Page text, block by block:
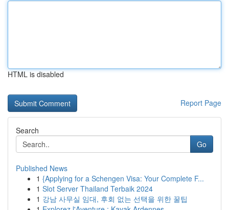
HTML is disabled
Report Page
Search
Go
Published News
1 {Applying for a Schengen Visa: Your Complete F...
1 Slot Server Thailand Terbaik 2024
1 강남 사무실 임대, 후회 없는 선택을 위한 꿀팁